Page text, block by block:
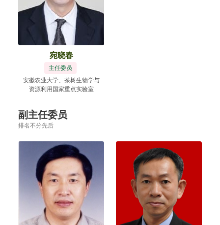
宛晓春
主任委员
安徽农业大学、茶树生物学与
资源利用国家重点实验室
副主任委员
排名不分先后